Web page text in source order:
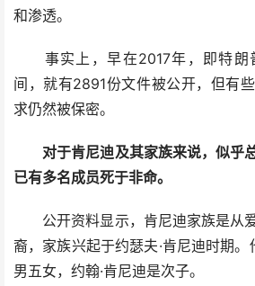
和渗透。
事实上，早在2017年，即特朗
间，就有2891份文件被公开，但有
求仍然被保密。
对于肯尼迪及其家族来说，似乎
已有多名成员死于非命。
公开资料显示，肯尼迪家族是从
裔，家族兴起于约瑟夫·肯尼迪时期
男五女，约翰·肯尼迪是次子。